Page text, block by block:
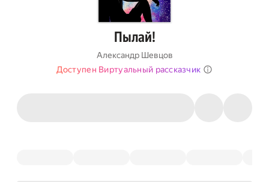
Пылай!
Александр Шевцов
Доступен Виртуальный рассказчик